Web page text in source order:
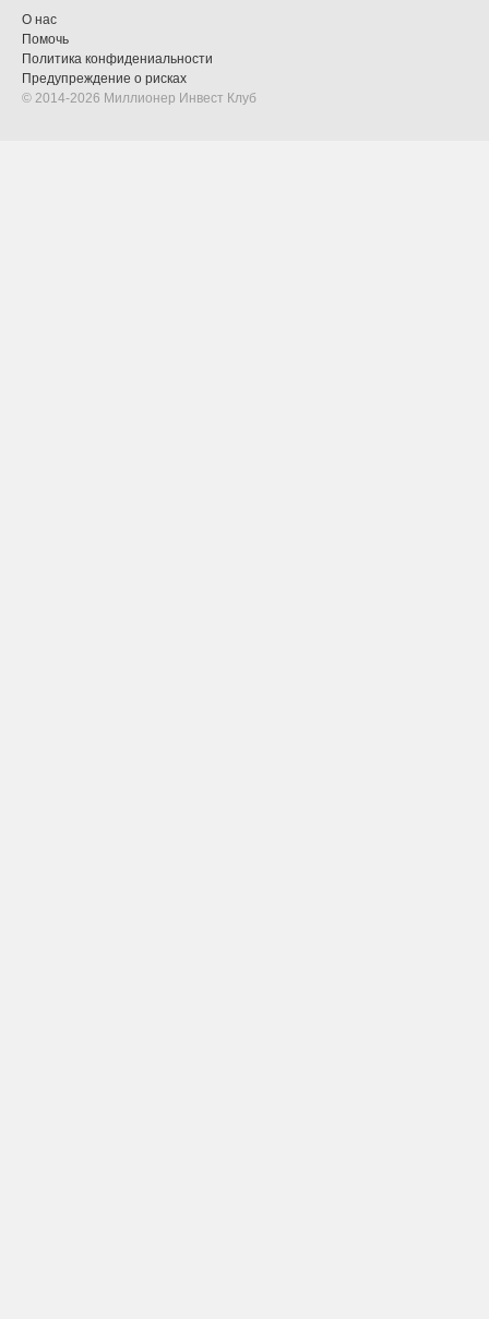
О нас
Помочь
Политика конфидениальности
Предупреждение о рисках
© 2014-2026 Миллионер Инвест Клуб